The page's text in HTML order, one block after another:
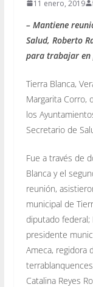
11 enero, 2019
– Mantiene
Salud, Roberto
para trabajar en
Tierra Blanca,
Margarita Corro,
los
Secretario de
Fue a través de
Blanca y el
reunión,
municipal de
diputado federal;
presidente
Ameca, regidora
Catalina Reyes